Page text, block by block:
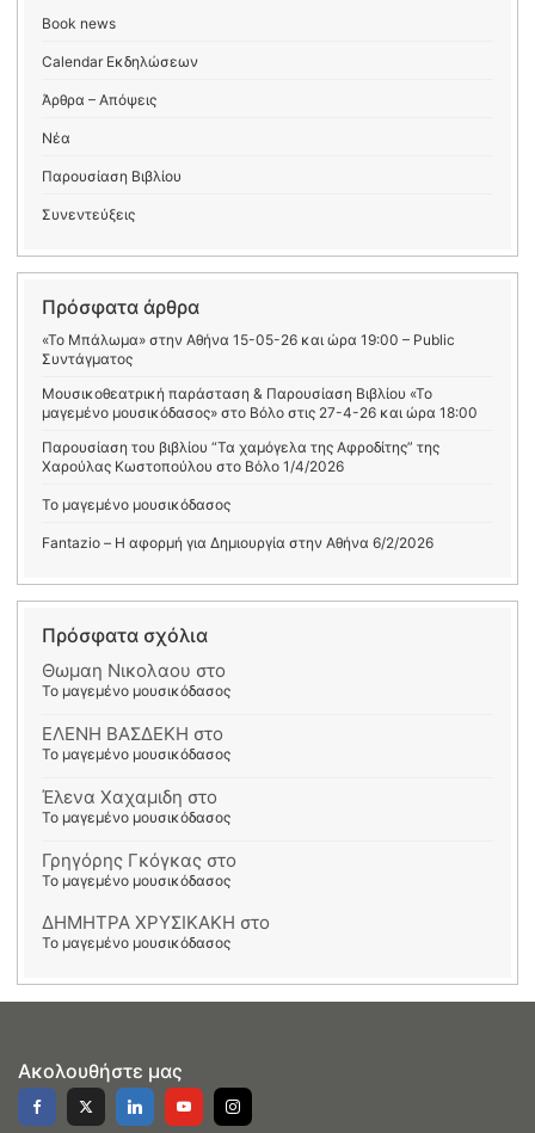
Book news
Calendar Εκδηλώσεων
Άρθρα – Απόψεις
Νέα
Παρουσίαση Βιβλίου
Συνεντεύξεις
Πρόσφατα άρθρα
«Το Μπάλωμα» στην Αθήνα 15-05-26 και ώρα 19:00 – Public
Συντάγματος
Μουσικοθεατρική παράσταση & Παρουσίαση Βιβλίου «Το
μαγεμένο μουσικόδασος» στο Βόλο στις 27-4-26 και ώρα 18:00
Παρουσίαση του βιβλίου “Τα χαμόγελα της Αφροδίτης” της
Χαρούλας Κωστοπούλου στο Βόλο 1/4/2026
Το μαγεμένο μουσικόδασος
Fantazio – Η αφορμή για Δημιουργία στην Αθήνα 6/2/2026
Πρόσφατα σχόλια
Θωμαη Νικολαου στο
Το μαγεμένο μουσικόδασος
ΕΛΕΝΗ ΒΑΣΔΕΚΗ στο
Το μαγεμένο μουσικόδασος
Έλενα Χαχαμιδη στο
Το μαγεμένο μουσικόδασος
Γρηγόρης Γκόγκας στο
Το μαγεμένο μουσικόδασος
ΔΗΜΗΤΡΑ ΧΡΥΣΙΚΑΚΗ στο
Το μαγεμένο μουσικόδασος
Ακολουθήστε μας